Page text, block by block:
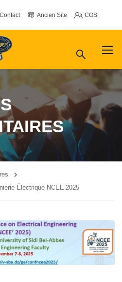
Contact Ancien Site COS
Électrique NCEE’2025